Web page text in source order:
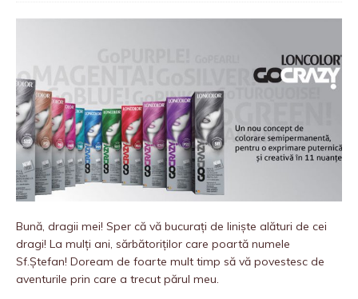
Bună, dragii mei! Sper că vă bucurați de liniște alături de cei
dragi! La mulți ani, sărbătoriților care poartă numele
Sf.Ștefan! Doream de foarte mult timp să vă povestesc de
aventurile prin care a trecut părul meu.